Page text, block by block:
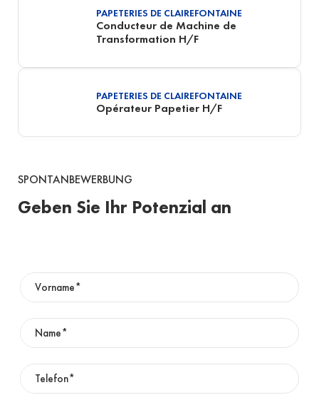
PAPETERIES DE CLAIREFONTAINE
Conducteur de Machine de
Transformation H/F
PAPETERIES DE CLAIREFONTAINE
Opérateur Papetier H/F
SPONTANBEWERBUNG
Geben Sie Ihr Potenzial an